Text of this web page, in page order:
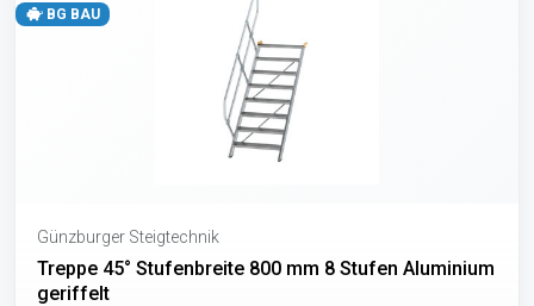
BG BAU
Günzburger Steigtechnik
Treppe 45° Stufenbreite 800 mm 8 Stufen Aluminium
geriffelt